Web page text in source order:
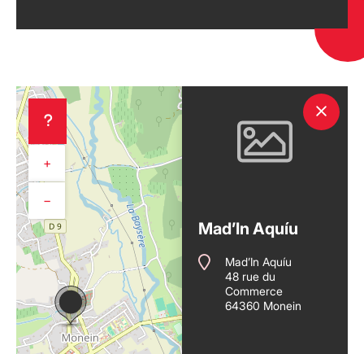
+
−
Mad’In Aquíu
Mad’In Aquíu
48 rue du
Commerce
64360 Monein